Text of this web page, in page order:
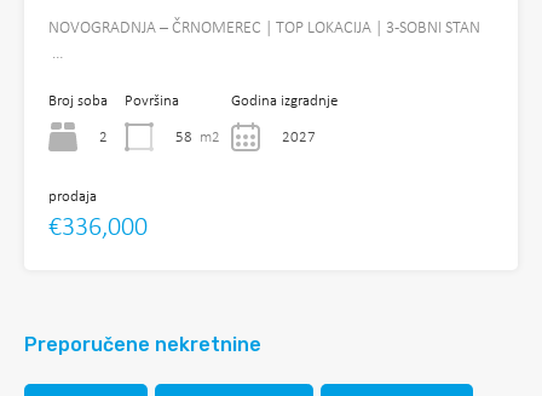
NOVOGRADNJA – ČRNOMEREC | TOP LOKACIJA | 3-SOBNI STAN
…
Broj soba
2
Površina
58 m2
Godina izgradnje
2027
prodaja
€336,000
Preporučene nekretnine